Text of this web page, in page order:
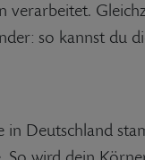
so kannst du
Deutschland